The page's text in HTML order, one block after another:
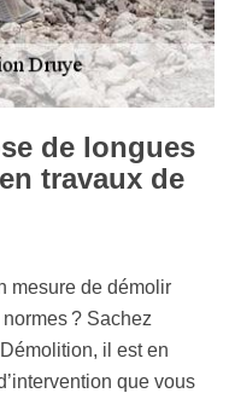
de longues
travaux de
mesure de démolir
? Sachez
il est en
que vous